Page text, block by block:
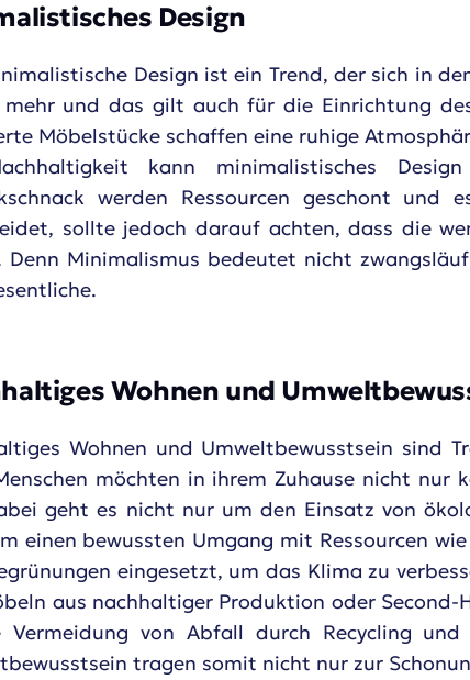
Design
Design ist ein Trend, der sich in
und das gilt auch für die Einrichtung
Möbelstücke schaffen eine ruhige
kann minimalistisches
werden Ressourcen geschont
sollte jedoch darauf achten, dass die
Denn Minimalismus bedeutet nicht
Wohnen und
Wohnen und Umweltbewusstsein sind
möchten in ihrem Zuhause nicht
geht es nicht nur um den Einsatz von
einen bewussten Umgang mit Ressourcen
eingesetzt, um das Klima zu
aus nachhaltiger Produktion oder
von Abfall durch Recycling und
tragen somit nicht nur zur